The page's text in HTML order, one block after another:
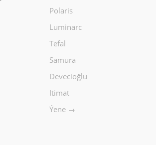
Polaris
Luminarc
Tefal
Samura
Devecioğlu
Itimat
Ýene →